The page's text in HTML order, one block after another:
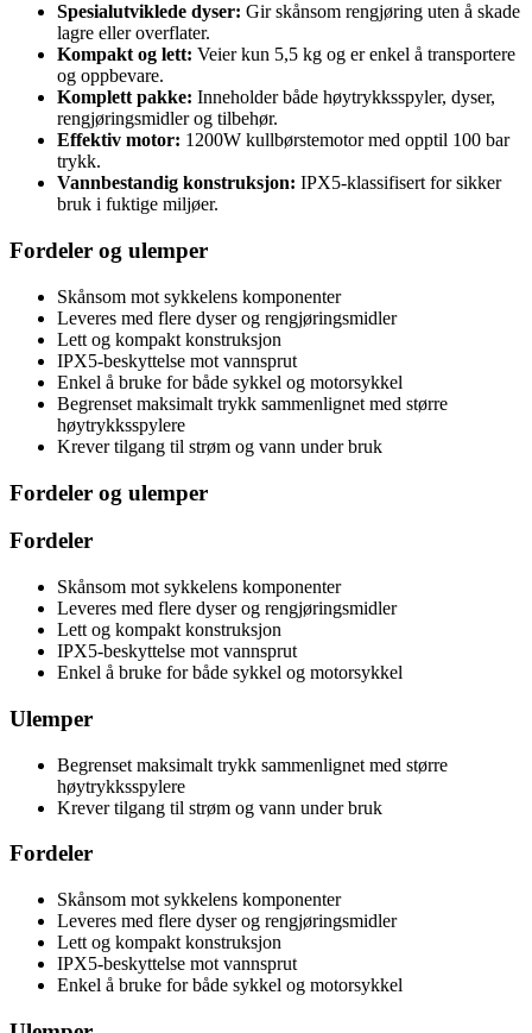
Spesialutviklede dyser: Gir skånsom rengjøring uten å skade
lagre eller overflater.
Kompakt og lett: Veier kun 5,5 kg og er enkel å transportere
og oppbevare.
Komplett pakke: Inneholder både høytrykksspyler, dyser,
rengjøringsmidler og tilbehør.
Effektiv motor: 1200W kullbørstemotor med opptil 100 bar
trykk.
Vannbestandig konstruksjon: IPX5-klassifisert for sikker
bruk i fuktige miljøer.
Fordeler og ulemper
Skånsom mot sykkelens komponenter
Leveres med flere dyser og rengjøringsmidler
Lett og kompakt konstruksjon
IPX5-beskyttelse mot vannsprut
Enkel å bruke for både sykkel og motorsykkel
Begrenset maksimalt trykk sammenlignet med større
høytrykksspylere
Krever tilgang til strøm og vann under bruk
Fordeler og ulemper
Fordeler
Skånsom mot sykkelens komponenter
Leveres med flere dyser og rengjøringsmidler
Lett og kompakt konstruksjon
IPX5-beskyttelse mot vannsprut
Enkel å bruke for både sykkel og motorsykkel
Ulemper
Begrenset maksimalt trykk sammenlignet med større
høytrykksspylere
Krever tilgang til strøm og vann under bruk
Fordeler
Skånsom mot sykkelens komponenter
Leveres med flere dyser og rengjøringsmidler
Lett og kompakt konstruksjon
IPX5-beskyttelse mot vannsprut
Enkel å bruke for både sykkel og motorsykkel